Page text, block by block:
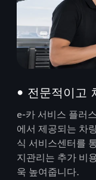
• 전문적이고
e-카 서비스 플러
에서 제공되는 차
식 서비스센터를
지관리는 추가 비
욱 높여줍니다.